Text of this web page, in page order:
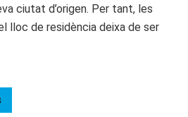
ciutat d’origen. Per tant, les
lloc de residència deixa de ser